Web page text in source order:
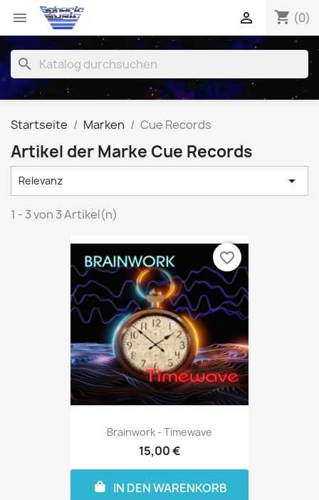
 shopping_cart (0)

search
Startseite Marken Cue Records
Artikel der Marke Cue Records
Relevanz 
1 - 3 von 3 Artikel(n)
Brainwork - Timewave
15,00 €
IN DEN WARENKORB
favorite_border